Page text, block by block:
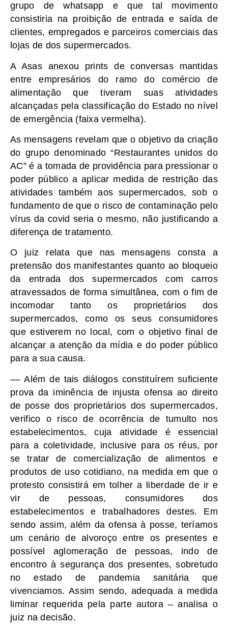
grupo de whatsapp e que tal movimento
consistiria na proibição de entrada e saída de
clientes, empregados e parceiros comerciais das
lojas de dos supermercados.
A Asas anexou prints de conversas mantidas
entre empresários do ramo do comércio de
alimentação que tiveram suas atividades
alcançadas pela classificação do Estado no nível
de emergência (faixa vermelha).
As mensagens revelam que o objetivo da criação
do grupo denominado “Restaurantes unidos do
AC” é a tomada de providência para pressionar o
poder público a aplicar medida de restrição das
atividades também aos supermercados, sob o
fundamento de que o risco de contaminação pelo
vírus da covid seria o mesmo, não justificando a
diferença de tratamento.
O juiz relata que nas mensagens consta a
pretensão dos manifestantes quanto ao bloqueio
da entrada dos supermercados com carros
atravessados de forma simultânea, com o fim de
incomodar tanto os proprietários dos
supermercados, como os seus consumidores
que estiverem no local, com o objetivo final de
alcançar a atenção da mídia e do poder público
para a sua causa.
–– Além de tais diálogos constituírem suficiente
prova da iminência de injusta ofensa ao direito
de posse dos proprietários dos supermercados,
verifico o risco de ocorrência de tumulto nos
estabelecimentos, cuja atividade é essencial
para a coletividade, inclusive para os réus, por
se tratar de comercialização de alimentos e
produtos de uso cotidiano, na medida em que o
protesto consistirá em tolher a liberdade de ir e
vir de pessoas, consumidores dos
estabelecimentos e trabalhadores destes. Em
sendo assim, além da ofensa à posse, teríamos
um cenário de alvoroço entre os presentes e
possível aglomeração de pessoas, indo de
encontro à segurança dos presentes, sobretudo
no estado de pandemia sanitária que
vivenciamos. Assim sendo, adequada a medida
liminar requerida pela parte autora – analisa o
juiz na decisão.